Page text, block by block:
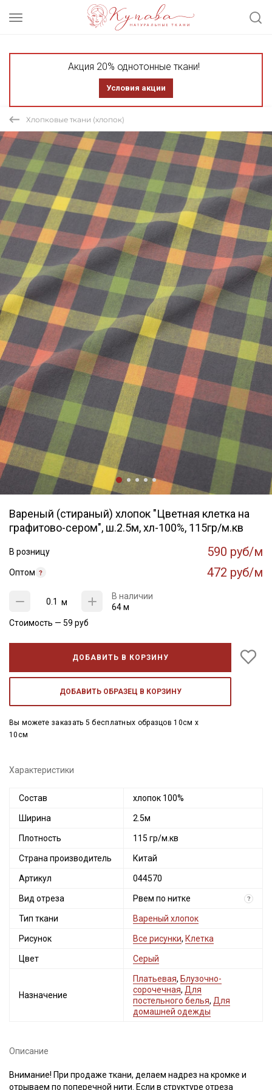
Акция 20% однотонные ткани!
Условия акции
Хлопковые ткани (хлопок)
Вареный (стираный) хлопок "Цветная клетка на
графитово-сером", ш.2.5м, хл-100%, 115гр/м.кв
В розницу 590 руб/м
Оптом 472 руб/м
м
В наличии
64 м
Стоимость — 59 руб
ДОБАВИТЬ В КОРЗИНУ
ДОБАВИТЬ ОБРАЗЕЦ В КОРЗИНУ
Вы можете заказать 5 бесплатных образцов 10см x
10см
Характеристики
Состав хлопок 100%
Ширина 2.5м
Плотность 115 гр/м.кв
Страна производитель Китай
Артикул 044570
Вид отреза Рвем по нитке ?
Тип ткани Вареный хлопок
Рисунок Все рисунки, Клетка
Цвет Серый
Назначение
Платьевая, Блузочно-
сорочечная, Для
постельного белья, Для
домашней одежды
Описание
Внимание! При продаже ткани, делаем надрез на кромке и
отрываем по поперечной нити. Если в структуре отреза